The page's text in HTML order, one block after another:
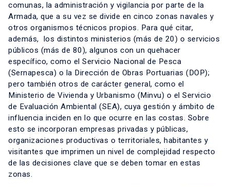
comunas, la administración y vigilancia por parte de la
Armada, que a su vez se divide en cinco zonas navales y
otros organismos técnicos propios. Para qué citar,
además, los distintos ministerios (más de 20) o servicios
públicos (más de 80), algunos con un quehacer
específico, como el Servicio Nacional de Pesca
(Sernapesca) o la Dirección de Obras Portuarias (DOP);
pero también otros de carácter general, como el
Ministerio de Vivienda y Urbanismo (Minvu) o el Servicio
de Evaluación Ambiental (SEA), cuya gestión y ámbito de
influencia inciden en lo que ocurre en las costas. Sobre
esto se incorporan empresas privadas y públicas,
organizaciones productivas o territoriales, habitantes y
visitantes que imprimen un nivel de complejidad respecto
de las decisiones clave que se deben tomar en estas
zonas.